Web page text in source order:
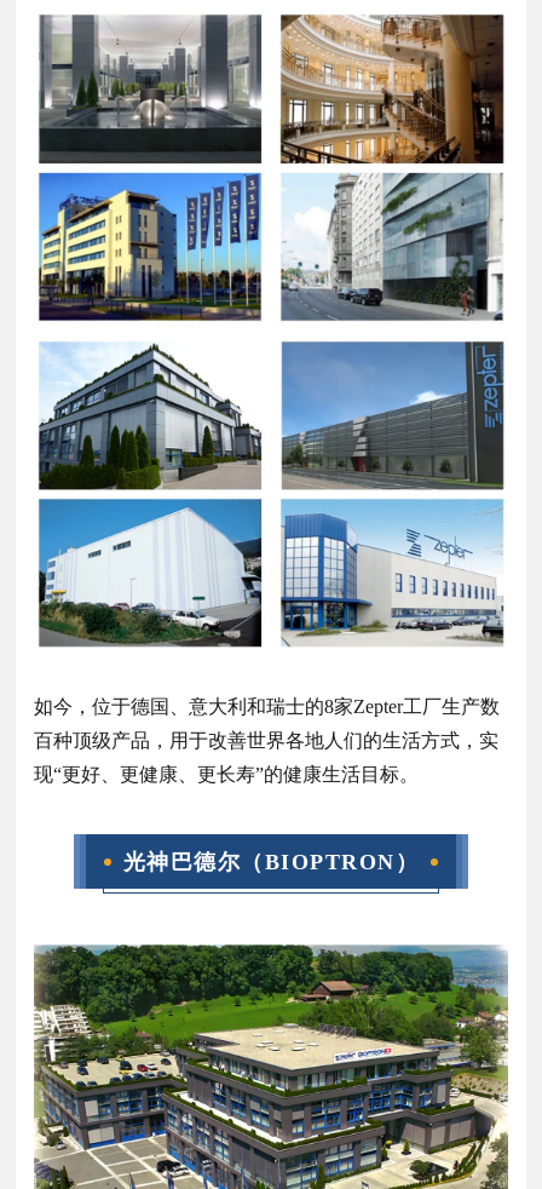
如今，位于德国、意大利和瑞士的8家Zepter工厂生产数
百种顶级产品，用于改善世界各地人们的生活方式，实
现“更好、更健康、更长寿”的健康生活目标。
光神巴德尔（ BIOPTRON ）